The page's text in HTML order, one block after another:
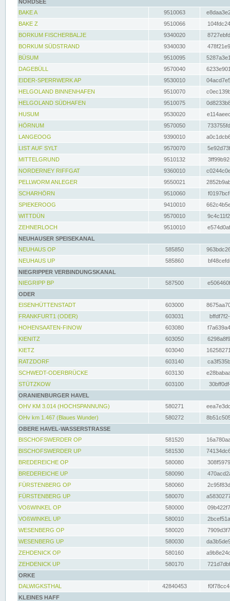
NORDSEE
BAKE A
9510063
BAKE Z
9510066
BORKUM FISCHERBALJE
9340020
BORKUM SÜDSTRAND
9340030
BÜSUM
9510095
DAGEBÜLL
9570040
EIDER-SPERRWERK AP
9530010
HELGOLAND BINNENHAFEN
9510070
HELGOLAND SÜDHAFEN
9510075
HUSUM
9530020
HÖRNUM
9570050
LANGEOOG
9390010
LIST AUF SYLT
9570070
MITTELGRUND
9510132
NORDERNEY RIFFGAT
9360010
PELLWORM ANLEGER
9550021
SCHARHÖRN
9510060
SPIEKEROOG
9410010
WITTDÜN
9570010
ZEHNERLOCH
9510010
NEUHAUSER SPEISEKANAL
NEUHAUS OP
585850
NEUHAUS UP
585860
NIEGRIPPER VERBINDUNGSKANAL
NIEGRIPP BP
587500
ODER
EISENHÜTTENSTADT
603000
FRANKFURT1 (ODER)
603031
HOHENSAATEN-FINOW
603080
KIENITZ
603050
KIETZ
603040
RATZDORF
603140
SCHWEDT-ODERBRÜCKE
603130
STÜTZKOW
603100
ORANIENBURGER HAVEL
OHV KM 3.014 (HOCHSPANNUNG)
580271
OHv km 1.467 (Blaues Wunder)
580272
OBERE HAVEL-WASSERSTRASSE
BISCHOFSWERDER OP
581520
BISCHOFSWERDER UP
581530
BREDEREICHE OP
580080
BREDEREICHE UP
580090
FÜRSTENBERG OP
580060
FÜRSTENBERG UP
580070
VOßWINKEL OP
580000
VOßWINKEL UP
580010
WESENBERG OP
580020
WESENBERG UP
580030
ZEHDENICK OP
580160
ZEHDENICK UP
580170
ORKE
DALWIGKSTHAL
42840453
KLEINES HAFF